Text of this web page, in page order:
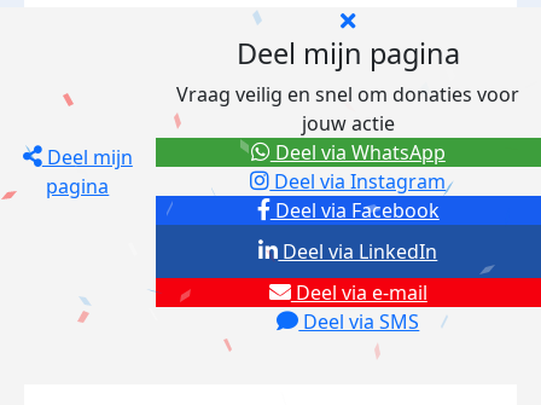
Deel mijn
pagina
Deel mijn pagina
Vraag veilig en snel om donaties voor
jouw actie
Deel via Facebook
Deel via Instagram
Deel via e-mail
Deel via SMS
Deel via LinkedIn
Deel via WhatsApp